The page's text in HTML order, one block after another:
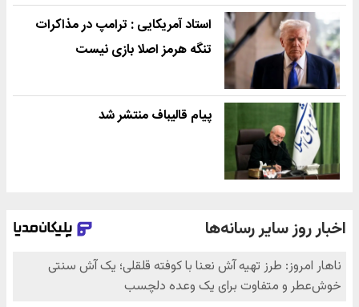
استاد آمریکایی : ترامپ در مذاکرات
تنگه هرمز اصلا بازی نیست
پیام قالیباف منتشر شد